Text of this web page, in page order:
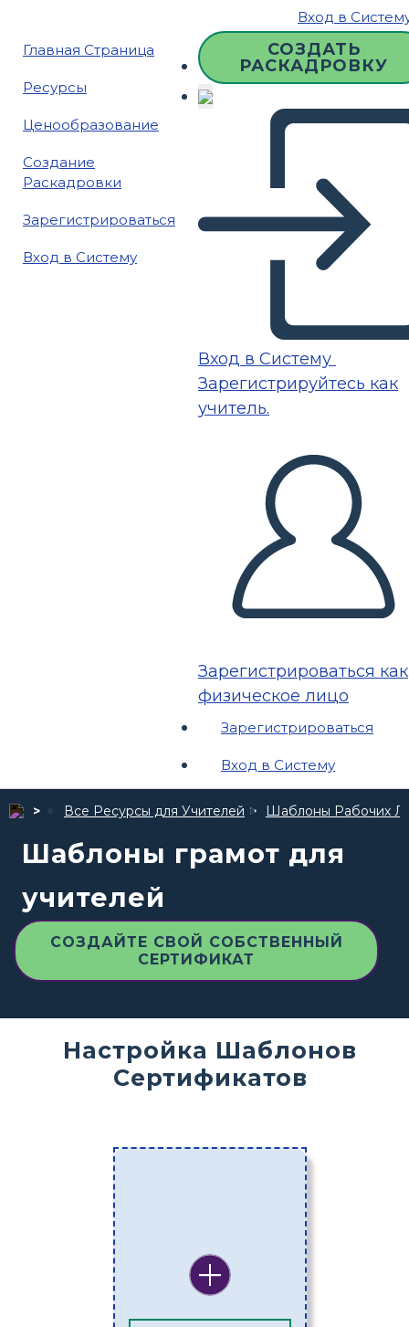
Вход в
Главная Страница
Ресурсы
Ценообразование
Создание
Раскадровки
Зарегистрироваться
Вход в Систему
СОЗДАТЬ
РАСКАДРОВКУ
Вход в Систему
Зарегистрируйтесь как
учитель.
Зарегистрироваться как
физическое лицо
Зарегистрироваться
Вход в Систему
Все Ресурсы для Учителей Шаблоны Рабочих
Шаблоны грамот для
учителей
СОЗДАЙТЕ СВОЙ СОБСТВЕННЫЙ
СЕРТИФИКАТ
Настройка Шаблонов
Сертификатов